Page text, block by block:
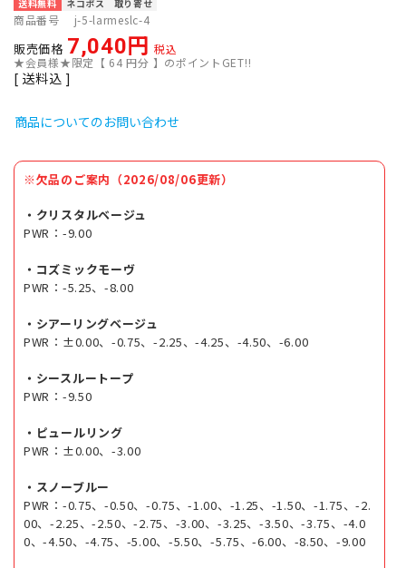
送料無料 ネコポス 取り寄せ
商品番号 j-5-larmeslc-4
販売価格 7,040
税込
★会員様★限定【 64 円分 】のポイントGET!!
送料込
商品についてのお問い合わせ
※欠品のご案内（2026/08/06更新）
・クリスタルベージュ
PWR：-9.00
・コズミックモーヴ
PWR：-5.25、-8.00
・シアーリングベージュ
PWR：±0.00、-0.75、-2.25、-4.25、-4.50、-6.00
・シースルートープ
PWR：-9.50
・ピュールリング
PWR：±0.00、-3.00
・スノーブルー
PWR：-0.75、-0.50、-0.75、-1.00、-1.25、-1.50、-1.75、-2.
00、-2.25、-2.50、-2.75、-3.00、-3.25、-3.50、-3.75、-4.0
0、-4.50、-4.75、-5.00、-5.50、-5.75、-6.00、-8.50、-9.00